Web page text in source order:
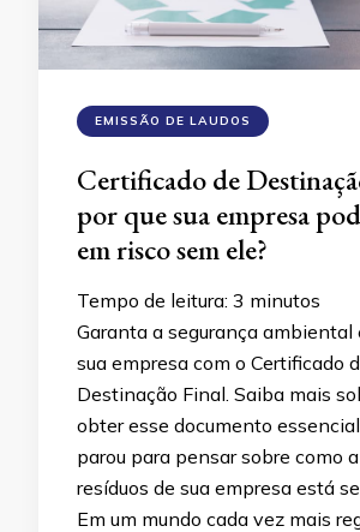
EMISSÃO DE LAUDOS
Certificado de
por que sua empresa
em risco sem ele?
Tempo de leitura: 3 minutos
Garanta a segurança ambiental
sua empresa com o Certificado
Destinação Final. Saiba mais
obter esse documento
parou para pensar sobre como
resíduos de sua empresa está
Em um mundo cada vez mais